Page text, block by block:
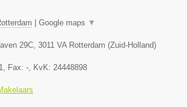
Google maps ▼
29C, 3011 VA Rotterdam (Zuid-Holland)
, Fax: -, KvK: 24448898